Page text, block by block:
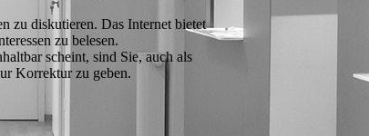
zu diskutieren. Das Internet bietet
zu belesen.
scheint, sind Sie, auch als
Korrektur zu geben.